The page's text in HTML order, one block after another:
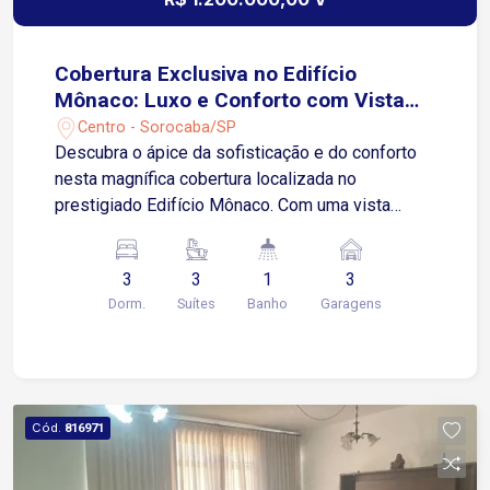
Cobertura Exclusiva no Edifício
Mônaco: Luxo e Conforto com Vista
Panorâmica
Centro - Sorocaba/SP
Descubra o ápice da sofisticação e do conforto
nesta magnífica cobertura localizada no
prestigiado Edifício Mônaco. Com uma vista
um estilo de vida incomparável, combinando
espaços amplos, acabamentos de alta qualidade
e uma localização privilegiada. Características do
privativas, garantindo privacidade e conforto para
todos os moradores. A sala de estar, dividida em
dois ambientes, é ideal para receber convidados
3
Dorm.
3
Suítes
1
Banho
3
Garagens
Cód. 816971